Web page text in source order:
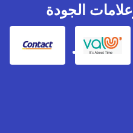
الجودة
Valu
Contact